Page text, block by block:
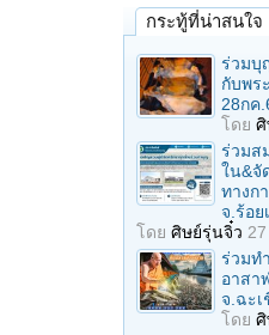
กระทู้ที่น่าสนใจ
ร่วมบุ
กับพร
28กค
โดย ศิ
ร่วมส
ใน&จั
ทางก
จ.ร้อย
โดย ศิษย์รุ่นจิ๋ว
ร่วมทํ
อาสา
จ.ฉะเ
โดย ศิ